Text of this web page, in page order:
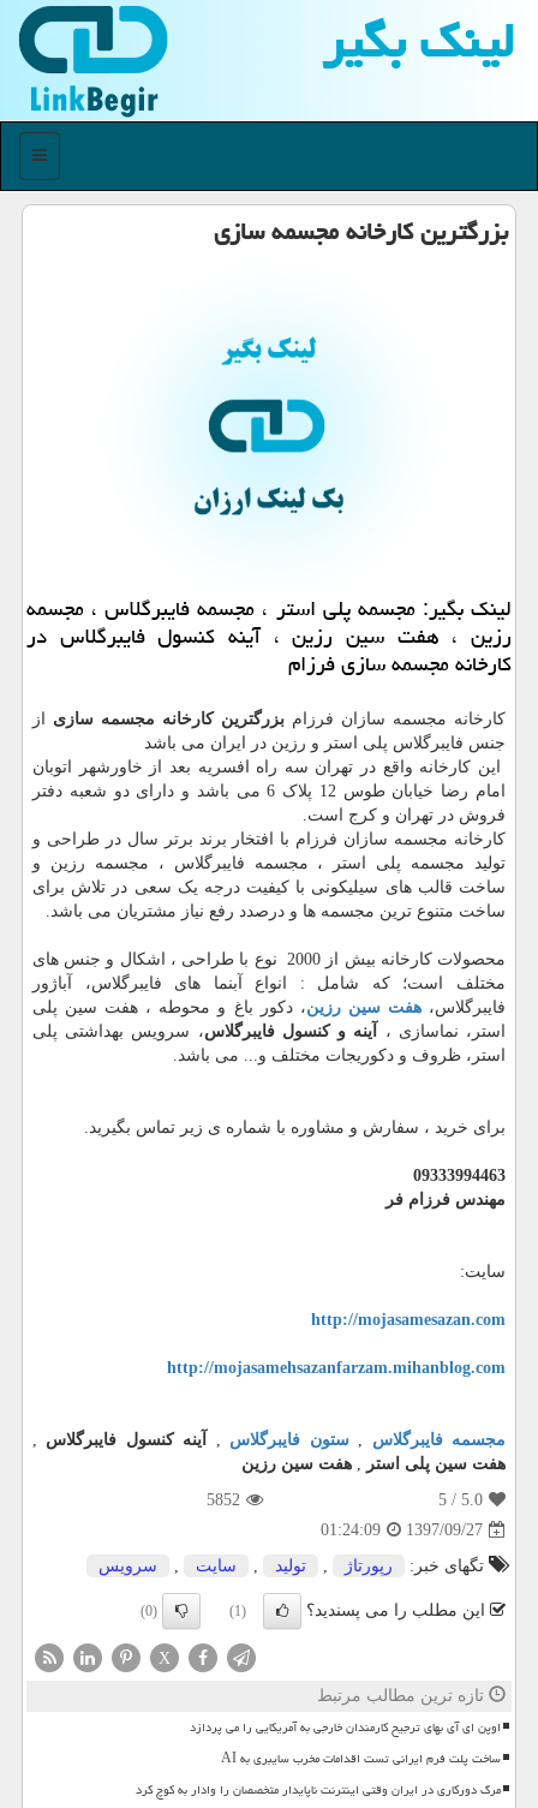
لینك بگیر
منو
بزرگترین كارخانه مجسمه سازی
لینك بگیر: مجسمه پلی استر ، مجسمه فایبرگلاس ، مجسمه
رزین ، هفت سین رزین ، آینه كنسول فایبرگلاس در
كارخانه مجسمه سازی فرزام
کارخانه مجسمه سازان فرزام بزرگترین کارخانه مجسمه سازی از
جنس فایبرگلاس پلی استر و رزین در ایران می باشد
این کارخانه واقع در تهران سه راه افسریه بعد از خاورشهر اتوبان
امام رضا خیابان طوس 12 پلاک 6 می باشد و دارای دو شعبه دفتر
فروش در تهران و کرج است.
کارخانه مجسمه سازان فرزام با افتخار برند برتر سال در طراحی و
تولید مجسمه پلی استر ، مجسمه فایبرگلاس ، مجسمه رزین و
ساخت قالب های سیلیکونی با کیفیت درجه یک سعی در تلاش برای
ساخت متنوع ترین مجسمه ها و درصدد رفع نیاز مشتریان می باشد.
محصولات کارخانه بیش از 2000 نوع با طراحی ، اشکال و جنس های
مختلف است؛ که شامل : انواع آبنما های فایبرگلاس، آباژور
فایبرگلاس،هفت سین رزین، دکور باغ و محوطه ، هفت سین پلی
استر، نماسازی ،
آینه و کنسول فایبرگلاس، سرویس بهداشتی پلی
استر، ظروف و دکوریجات مختلف و... می باشد.
برای خرید ، سفارش و مشاوره با شماره ی زیر تماس بگیرید.
09333994463
مهندس فرزام فر
سایت:
http://mojasamesazan.com
http://mojasamehsazanfarzam.mihanblog.com
مجسمه فایبرگلاس ,ستون فایبرگلاس آینه کنسول فایبرگلاس
هفت سین پلی استر
هفت سین رزین
5.0
/ 5
5852
1397/09/27
01:24:09
تگهای خبر:
رپورتاژ , تولید , سایت , سرویس
این مطلب را می پسندید؟ (1)
(0)
X
تازه ترین مطالب مرتبط
اوپن ای آی بهای ترجیح کارمندان خارجی به آمریکایی را می پردازد
ساخت پلت فرم ایرانی تست اقدامات مخرب سایبری به AI
مرگ دورکاری در ایران وقتی اینترنت ناپایدار متخصصان را وادار به کوچ کرد